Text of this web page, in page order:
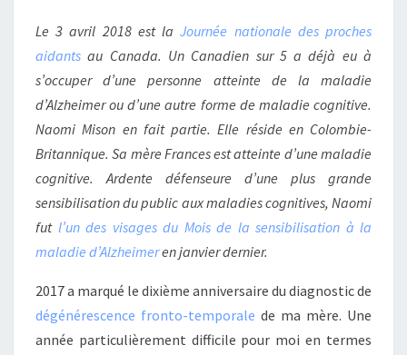
NAOMI
AUX
AIDANTS
Le 3 avril 2018 est laJournée nationale des proches
aidants au Canada. Un Canadien sur 5 a déjà eu à
s’occuper d’une personne atteinte de la maladie
d’Alzheimer ou d’une autre forme de maladie cognitive.
Naomi Mison en fait partie. Elle réside en Colombie-
Britannique. Sa mère Frances est atteinte d’une maladie
cognitive. Ardente défenseure d’une plus grande
sensibilisation du public aux maladies cognitives, Naomi
fut l’un des visages du Mois de la sensibilisation à la
maladie d’Alzheimeren janvier dernier.
2017 a marqué le dixième anniversaire du diagnostic de
dégénérescence fronto-temporale de ma mère. Une
année particulièrement difficile pour moi en termes